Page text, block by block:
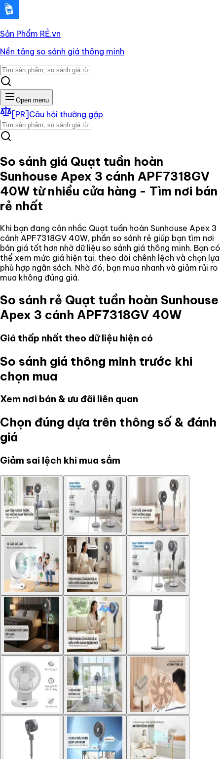
Sản Phẩm RẺ.vn
Nền tảng so sánh giá thông minh
Open menu
[PR] Câu hỏi thường gặp
So sánh giá Quạt tuần hoàn
Sunhouse Apex 3 cánh APF7318GV
40W từ nhiều cửa hàng - Tìm nơi bán
rẻ nhất
Khi bạn đang cân nhắc Quạt tuần hoàn Sunhouse Apex 3
cánh APF7318GV 40W, phần so sánh rẻ giúp bạn tìm nơi
bán giá tốt hơn nhờ dữ liệu so sánh giá thông minh. Bạn có
thể xem mức giá hiện tại, theo dõi chênh lệch và chọn lựa
phù hợp ngân sách. Nhờ đó, bạn mua nhanh và giảm rủi ro
mua không đúng giá.
So sánh rẻ Quạt tuần hoàn Sunhouse
Apex 3 cánh APF7318GV 40W
Giá thấp nhất theo dữ liệu hiện có
So sánh giá thông minh trước khi
chọn mua
Xem nơi bán & ưu đãi liên quan
Chọn đúng dựa trên thông số & đánh
giá
Giảm sai lệch khi mua sắm